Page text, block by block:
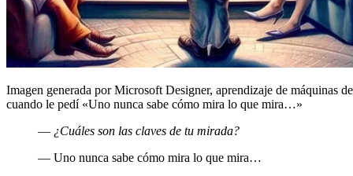
Imagen generada por Microsoft Designer, aprendizaje de máquinas
cuando le pedí «Uno nunca sabe cómo mira lo que mira…»
— ¿Cuáles son las claves de tu mirada?
— Uno nunca sabe cómo mira lo que mira…